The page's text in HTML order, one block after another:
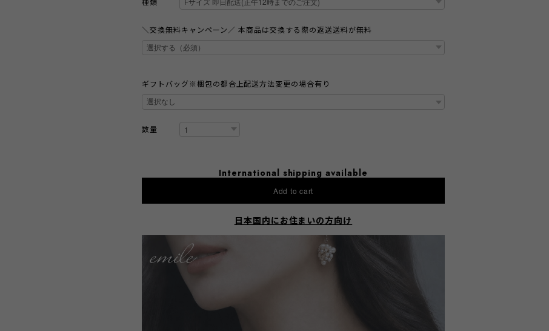
種類
＼交換無料キャンペーン／ 本商品は交換する際の返送送料が無料
ギフトバッグ※梱包の都合上配送方法変更の場合有り
数量
International shipping available
Add to cart
日本国内にお住まいの方向け